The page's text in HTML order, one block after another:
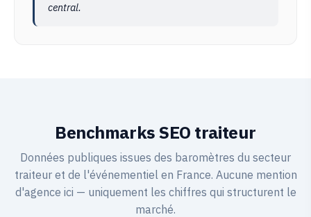
central.
Benchmarks SEO traiteur
Données publiques issues des baromètres du secteur
traiteur et de l'événementiel en France. Aucune mention
d'agence ici — uniquement les chiffres qui structurent le
marché.